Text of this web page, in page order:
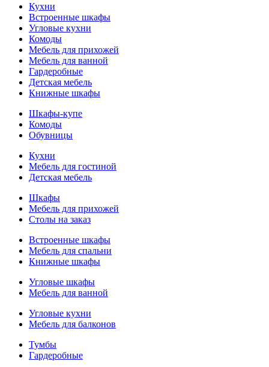
Кухни
Встроенные шкафы
Угловые кухни
Комоды
Мебель для прихожей
Мебель для ванной
Гардеробные
Детская мебель
Книжные шкафы
Шкафы-купе
Комоды
Обувницы
Кухни
Мебель для гостиной
Детская мебель
Шкафы
Мебель для прихожей
Столы на заказ
Встроенные шкафы
Мебель для спальни
Книжные шкафы
Угловые шкафы
Мебель для ванной
Угловые кухни
Мебель для балконов
Тумбы
Гардеробные